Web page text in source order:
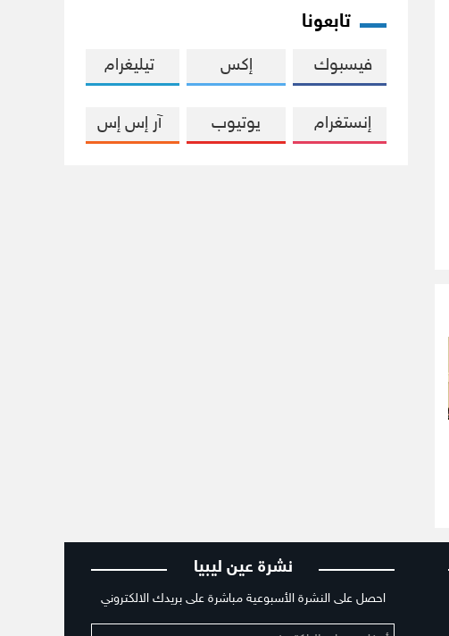
تابعونا
فيسبوك إكس تيليغرام
إنستغرام يوتيوب آر إس إس
نشرة عين ليبيا
احصل على النشرة الأسبوعية مباشرة على بريدك الالكتروني